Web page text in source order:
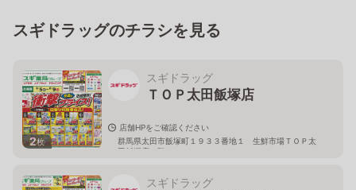
スギドラッグのチラシを見る
2枚
スギドラッグ
ＴＯＰ太田飯塚店
店舗HPをご確認ください
群馬県太田市飯塚町１９３３番地１ 生鮮市場ＴＯＰ太
田飯塚店１階
スギドラッグ